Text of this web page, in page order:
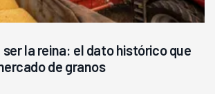
ser la reina: el dato histórico que
de granos